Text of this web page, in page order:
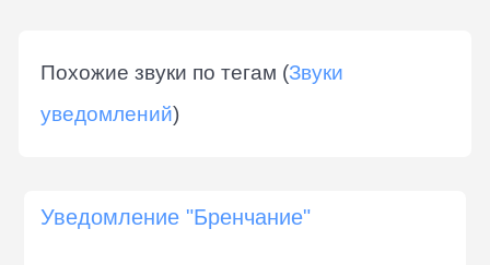
Похожие звуки по тегам (Звуки
уведомлений)
Уведомление "Бренчание"